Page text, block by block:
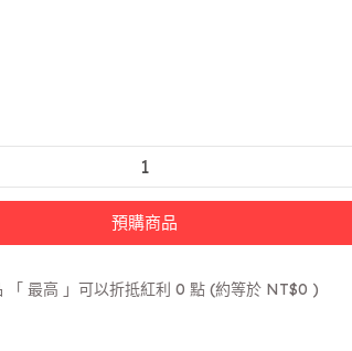
預購商品
「 最高 」可以折抵紅利 0 點 (約等於 NT$0 )